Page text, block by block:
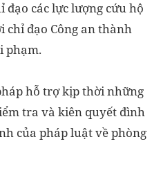
đạo các lực lượng cứu hộ
đạo Công an thành
phạm.
hỗ trợ kịp thời những
tra và kiên quyết đình
của pháp luật về phòng